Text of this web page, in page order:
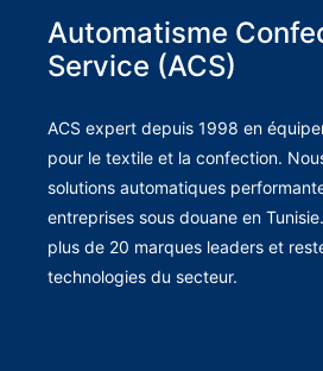
Automatisme
Service (ACS)
ACS expert depuis 1998 en
pour le textile et la confection.
solutions automatiques
entreprises sous douane en
plus de 20 marques leaders et
technologies du secteur.